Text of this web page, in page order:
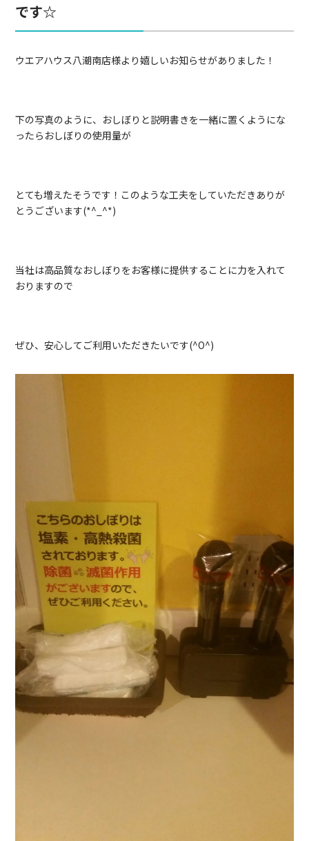
です☆
ウエアハウス八潮南店様より嬉しいお知らせがありました！
下の写真のように、おしぼりと説明書きを一緒に置くようにな
ったらおしぼりの使用量が
とても増えたそうです！このような工夫をしていただきありが
とうございます(*^_^*)
当社は高品質なおしぼりをお客様に提供することに力を入れて
おりますので
ぜひ、安心してご利用いただきたいです(^O^)